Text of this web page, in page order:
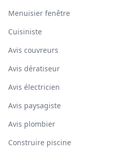
Menuisier fenêtre
Cuisiniste
Avis couvreurs
Avis dératiseur
Avis électricien
Avis paysagiste
Avis plombier
Construire piscine